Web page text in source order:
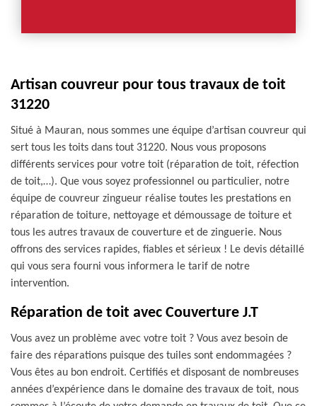
Artisan couvreur pour tous travaux de toit
31220
Situé à Mauran, nous sommes une équipe d’artisan couvreur qui
sert tous les toits dans tout 31220. Nous vous proposons
différents services pour votre toit (réparation de toit, réfection
de toit,…). Que vous soyez professionnel ou particulier, notre
équipe de couvreur zingueur réalise toutes les prestations en
réparation de toiture, nettoyage et démoussage de toiture et
tous les autres travaux de couverture et de zinguerie. Nous
offrons des services rapides, fiables et sérieux ! Le devis détaillé
qui vous sera fourni vous informera le tarif de notre
intervention.
Réparation de toit avec Couverture J.T
Vous avez un problème avec votre toit ? Vous avez besoin de
faire des réparations puisque des tuiles sont endommagées ?
Vous êtes au bon endroit. Certifiés et disposant de nombreuses
années d’expérience dans le domaine des travaux de toit, nous